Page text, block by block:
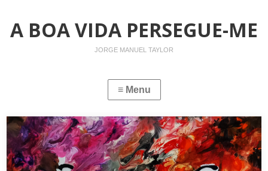
A BOA VIDA PERSEGUE-ME
JORGE MANUEL TAYLOR